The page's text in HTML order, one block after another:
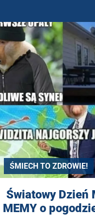
ŚMIECH TO ZDROWIE!
Światowy Dzień
MEMY o